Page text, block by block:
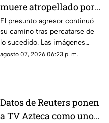
muere atropellado por
tráiler tras ser
empujado.
El presunto agresor continuó
su camino tras percatarse de
lo sucedido. Las imágenes
causaron indignación en redes
agosto 07, 2026 06:23 p. m.
Datos de Reuters ponen
a TV Azteca como uno